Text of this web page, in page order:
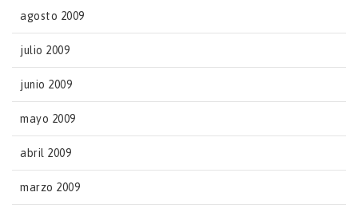
agosto 2009
julio 2009
junio 2009
mayo 2009
abril 2009
marzo 2009